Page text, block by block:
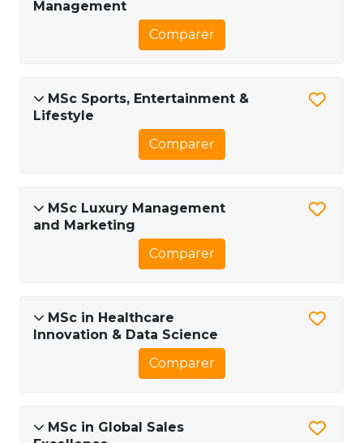
Management
Comparer
MSc Sports, Entertainment &
Lifestyle
Comparer
MSc Luxury Management
and Marketing
Comparer
MSc in Healthcare
Innovation & Data Science
Comparer
MSc in Global Sales